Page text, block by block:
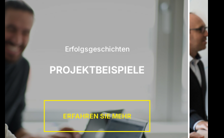
Erfolgsgeschichten
PROJEKTBEISPIELE
ERFAHREN SIE MEHR